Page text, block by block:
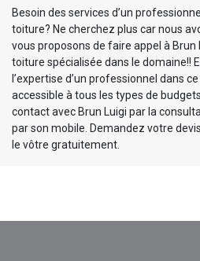
Besoin des services d’un
toiture? Ne cherchez plus car nous
vous proposons de faire appel à Brun
toiture spécialisée dans le domaine!!
l’expertise d’un professionnel dans
accessible à tous les types de
contact avec Brun Luigi par la
par son mobile. Demandez votre
le vôtre gratuitement.